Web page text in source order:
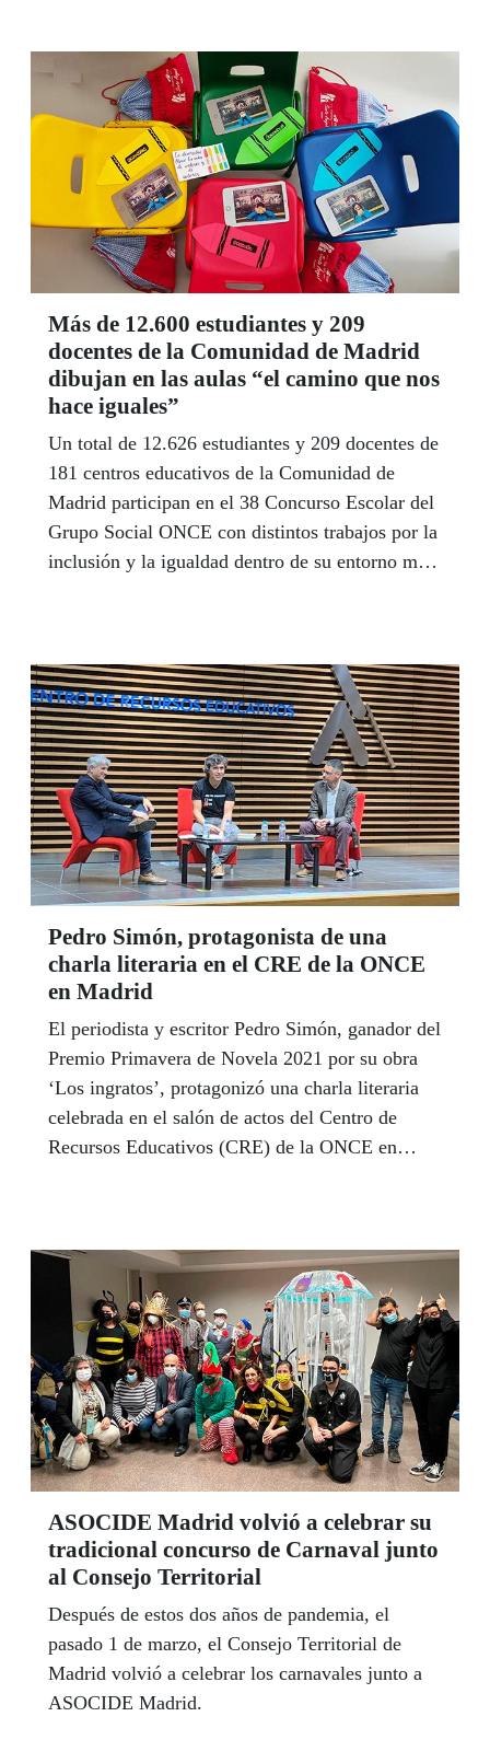
Más de 12.600 estudiantes y 209
docentes de la Comunidad de Madrid
dibujan en las aulas “el camino que nos
hace iguales”
Un total de 12.626 estudiantes y 209 docentes de
181 centros educativos de la Comunidad de
Madrid participan en el 38 Concurso Escolar del
Grupo Social ONCE con distintos trabajos por la
inclusión y la igualdad dentro de su entorno más
Pedro Simón, protagonista de una
charla literaria en el CRE de la ONCE
en Madrid
El periodista y escritor Pedro Simón, ganador del
Premio Primavera de Novela 2021 por su obra
‘Los ingratos’, protagonizó una charla literaria
celebrada en el salón de actos del Centro de
Recursos Educativos (CRE) de la ONCE en
ASOCIDE Madrid volvió a celebrar su
tradicional concurso de Carnaval junto
al Consejo Territorial
Después de estos dos años de pandemia, el
pasado 1 de marzo, el Consejo Territorial de
Madrid volvió a celebrar los carnavales junto a
ASOCIDE Madrid.